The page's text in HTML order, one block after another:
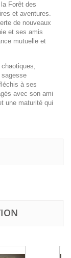
Forêt des
et aventures.
de nouveaux
et ses amis
mutuelle et
sagesse
à ses
avec son ami
une maturité qui